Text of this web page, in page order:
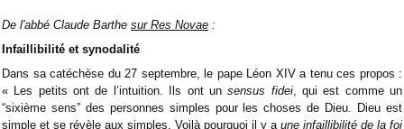
De l'abbé Claude Barthe sur Res Novae :
Infaillibilité et synodalité
Dans sa catéchèse du 27 septembre, le pape Léon XIV a tenu ces propos :
« Les petits ont de l’intuition. Ils ont unsensus fidei, qui est comme un
“sixième sens” des personnes simples pour les choses de Dieu. Dieu est
simple et se révèle aux simples. Voilà pourquoi il y a une infaillibilité de la foi